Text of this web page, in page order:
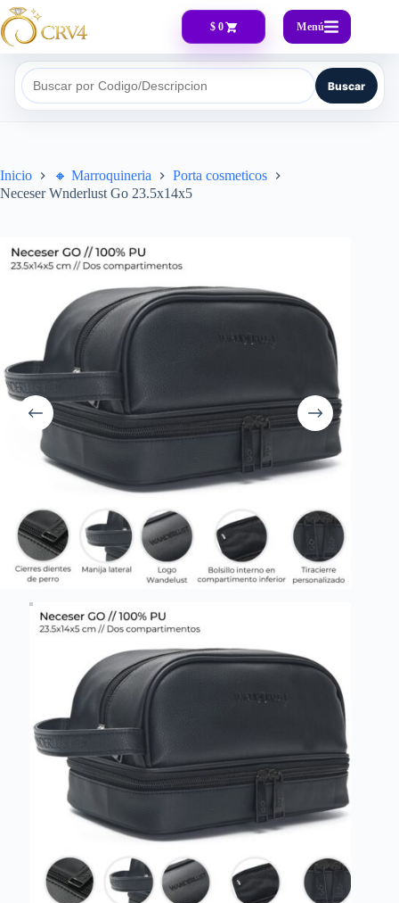
$ 0 Menú
Buscar por Codigo/Descripcion Buscar
Inicio 🔸​ Marroquineria
Porta cosmeticos
Neceser Wnderlust Go 23.5x14x5